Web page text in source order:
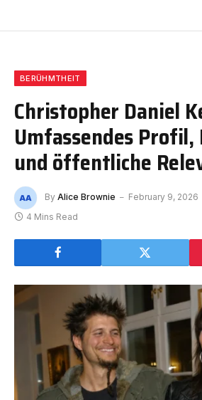
BERÜHMTHEIT
Christopher Daniel
Umfassendes
und öffentliche
By Alice Brownie February 9, 2026
4 Mins Read